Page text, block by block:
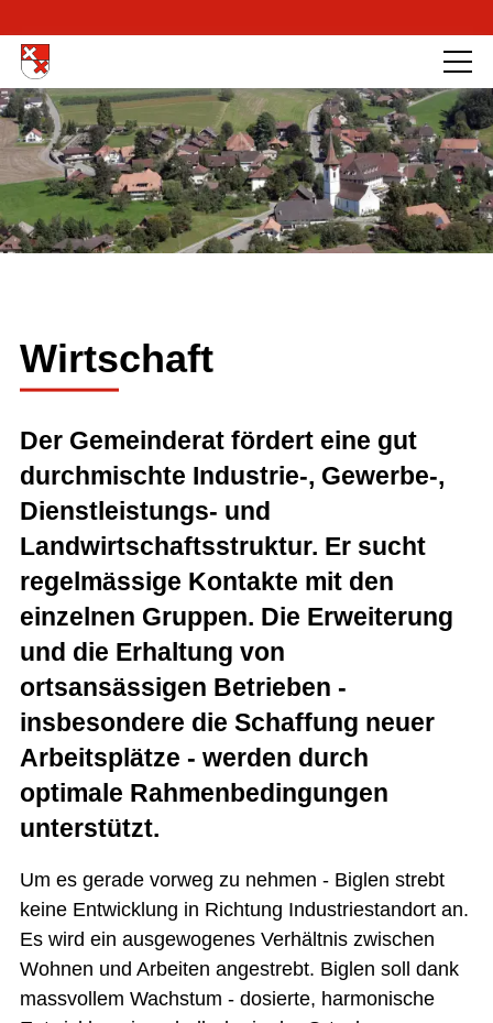
Wirtschaft
Der Gemeinderat fördert eine gut
durchmischte Industrie-, Gewerbe-,
Dienstleistungs- und
Landwirtschaftsstruktur. Er sucht
regelmässige Kontakte mit den
einzelnen Gruppen. Die Erweiterung
und die Erhaltung von
ortsansässigen Betrieben -
insbesondere die Schaffung neuer
Arbeitsplätze - werden durch
optimale Rahmenbedingungen
unterstützt.
Um es gerade vorweg zu nehmen - Biglen strebt
keine Entwicklung in Richtung Industriestandort an.
Es wird ein ausgewogenes Verhältnis zwischen
Wohnen und Arbeiten angestrebt. Biglen soll dank
massvollem Wachstum - dosierte, harmonische